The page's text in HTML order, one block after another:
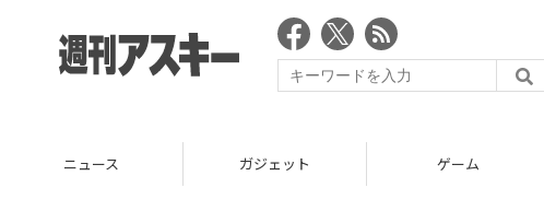
ニュース ガジェット ゲーム